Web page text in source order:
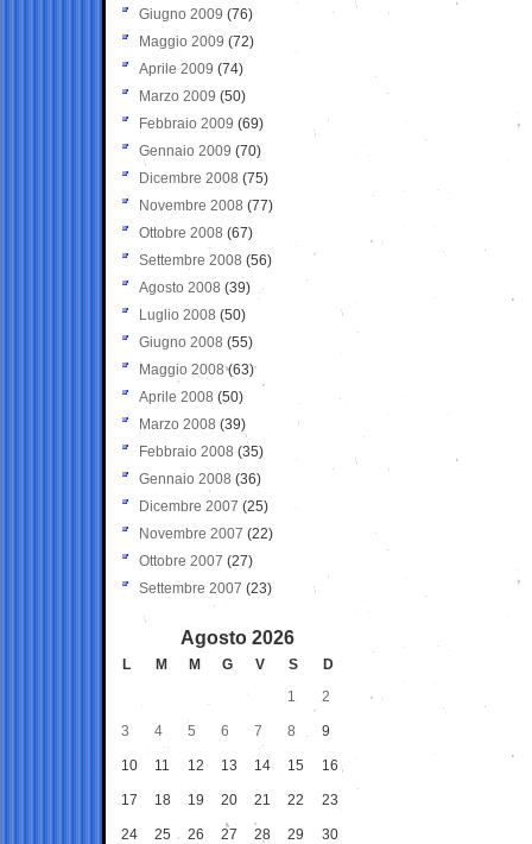
Giugno 2009 (76)
Maggio 2009 (72)
Aprile 2009 (74)
Marzo 2009 (50)
Febbraio 2009 (69)
Gennaio 2009 (70)
Dicembre 2008 (75)
Novembre 2008 (77)
Ottobre 2008 (67)
Settembre 2008 (56)
Agosto 2008 (39)
Luglio 2008 (50)
Giugno 2008 (55)
Maggio 2008(63)
Aprile 2008 (50)
Marzo 2008 (39)
Febbraio 2008 (35)
Gennaio 2008 (36)
Dicembre 2007 (25)
Novembre 2007 (22)
Ottobre 2007 (27)
Settembre 2007 (23)
Agosto 2026
L M M G V S
D
1
2
3 4 5 6 7 8 9
10 11 12 13 14 15 16
17 18 19 20 21 22 23
24 25 26 27 28 29 30